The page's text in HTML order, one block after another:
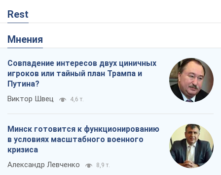
Rest
Мнения
Совпадение интересов двух циничных
игроков или тайный план Трампа и
Путина?
Виктор Швец 4,6 т.
Минск готовится к функционированию
в условиях масштабного военного
кризиса
Александр Левченко 8,9 т.